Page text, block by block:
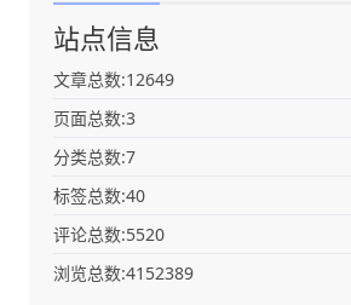
站点信息
文章总数:12649
页面总数:3
分类总数:7
标签总数:40
评论总数:5520
浏览总数:4152389